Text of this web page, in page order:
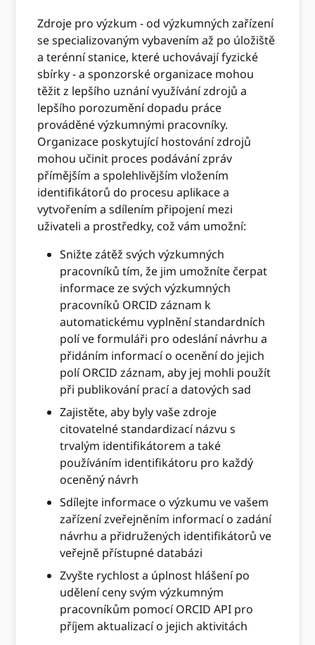
Zdroje pro výzkum - od výzkumných zařízení
se specializovaným vybavením až po úložiště
a terénní stanice, které uchovávají fyzické
sbírky - a sponzorské organizace mohou
těžit z lepšího uznání využívání zdrojů a
lepšího porozumění dopadu práce
prováděné výzkumnými pracovníky.
Organizace poskytující hostování zdrojů
mohou učinit proces podávání zpráv
přímějším a spolehlivějším vložením
identifikátorů do procesu aplikace a
vytvořením a sdílením připojení mezi
uživateli a prostředky, což vám umožní:
Snižte zátěž svých výzkumných
pracovníků tím, že jim umožníte čerpat
informace ze svých výzkumných
pracovníků ORCID záznam k
automatickému vyplnění standardních
polí ve formuláři pro odeslání návrhu a
přidáním informací o ocenění do jejich
polí ORCID záznam, aby jej mohli použít
při publikování prací a datových sad
Zajistěte, aby byly vaše zdroje
citovatelné standardizací názvu s
trvalým identifikátorem a také
používáním identifikátoru pro každý
oceněný návrh
Sdílejte informace o výzkumu ve vašem
zařízení zveřejněním informací o zadání
návrhu a přidružených identifikátorů ve
veřejně přístupné databázi
Zvyšte rychlost a úplnost hlášení po
udělení ceny svým výzkumným
pracovníkům pomocí ORCID API pro
příjem aktualizací o jejich aktivitách